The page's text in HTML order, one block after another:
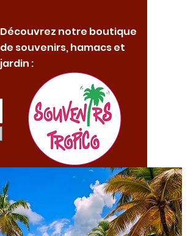
Découvrez notre boutique
de souvenirs, hamacs et
jardin :